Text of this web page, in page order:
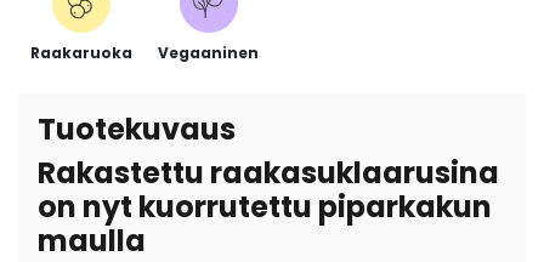
Raakaruoka Vegaaninen
Tuotekuvaus
Rakastettu raakasuklaarusina
on nyt kuorrutettu piparkakun
maulla